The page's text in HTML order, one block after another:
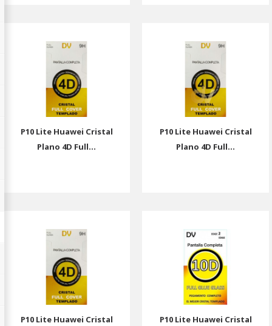
P10 Lite Huawei Cristal
Plano 4D Full...
P10 Lite Huawei Cristal
Plano 4D Full...
P10 Lite Huawei Cristal
P10 Lite Huawei Cristal